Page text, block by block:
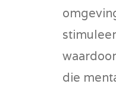
die